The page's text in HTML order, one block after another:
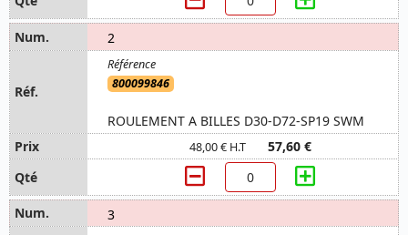
2
800099846
ROULEMENT A BILLES D30-D72-SP19 SWM
48,00 € H.T 57,60 €
3